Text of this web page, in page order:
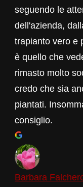
seguendo le
dell'azienda,
trapianto vero e
è quello che
rimasto molto
credo che sia
piantati.
consiglio.
Barbara